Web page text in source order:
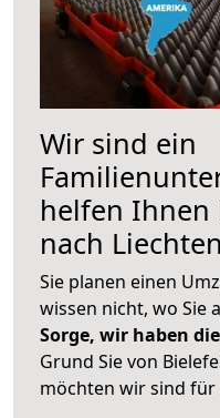
Wir sind ein
helfen Ihnen
nach
Sie planen einen
wissen nicht, wo Sie
Sorge, wir haben
Grund Sie von
möchten wir sind für